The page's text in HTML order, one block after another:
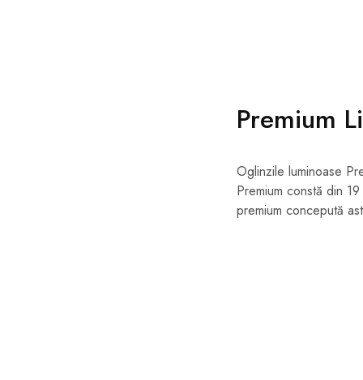
Premium
Oglinzile luminoase
Premium constă din
premium concepută